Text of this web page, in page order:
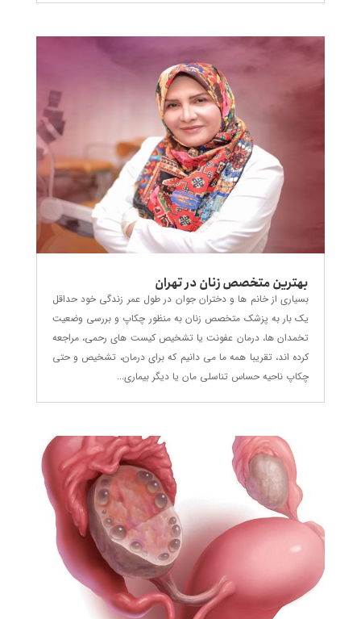
بهترین متخصص زنان در تهران
بسیاری از خانم ها و دختران جوان در طول عمر زندگی خود حداقل
یک بار به پزشک متخصص زنان به منظور چکاپ و بررسی وضعیت
تخمدان ها، درمان عفونت یا تشخیص کیست های رحمی، مراجعه
کرده اند، تقریبا همه ما می دانیم که برای درمان، تشخیص و حتی
چکاپ ناحیه حساس تناسلی مان یا دیگر بیماری...